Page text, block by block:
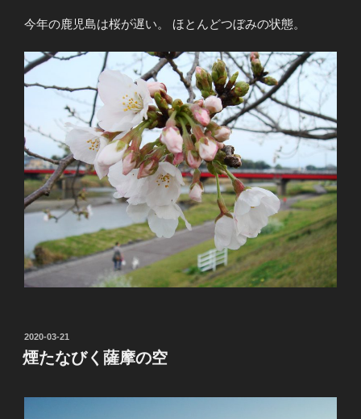
今年の鹿児島は桜が遅い。 ほとんどつぼみの状態。
投
稿
日:
2020-03-21
煙たなびく薩摩の空